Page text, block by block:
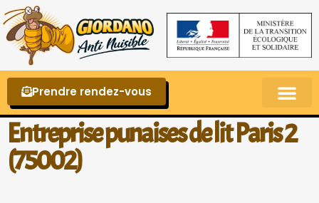
Prendre rendez-vous
Entreprise punaises de lit Paris 2
(75002)